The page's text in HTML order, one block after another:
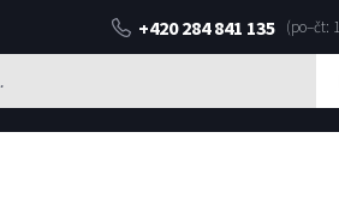
+420 284 841 135